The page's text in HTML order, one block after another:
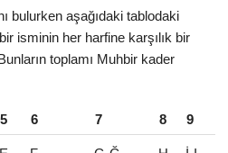
bulurken aşağıdaki tablodaki
isminin her harfine karşılık bir
toplamı Muhbir kader
5 6 7 8 9